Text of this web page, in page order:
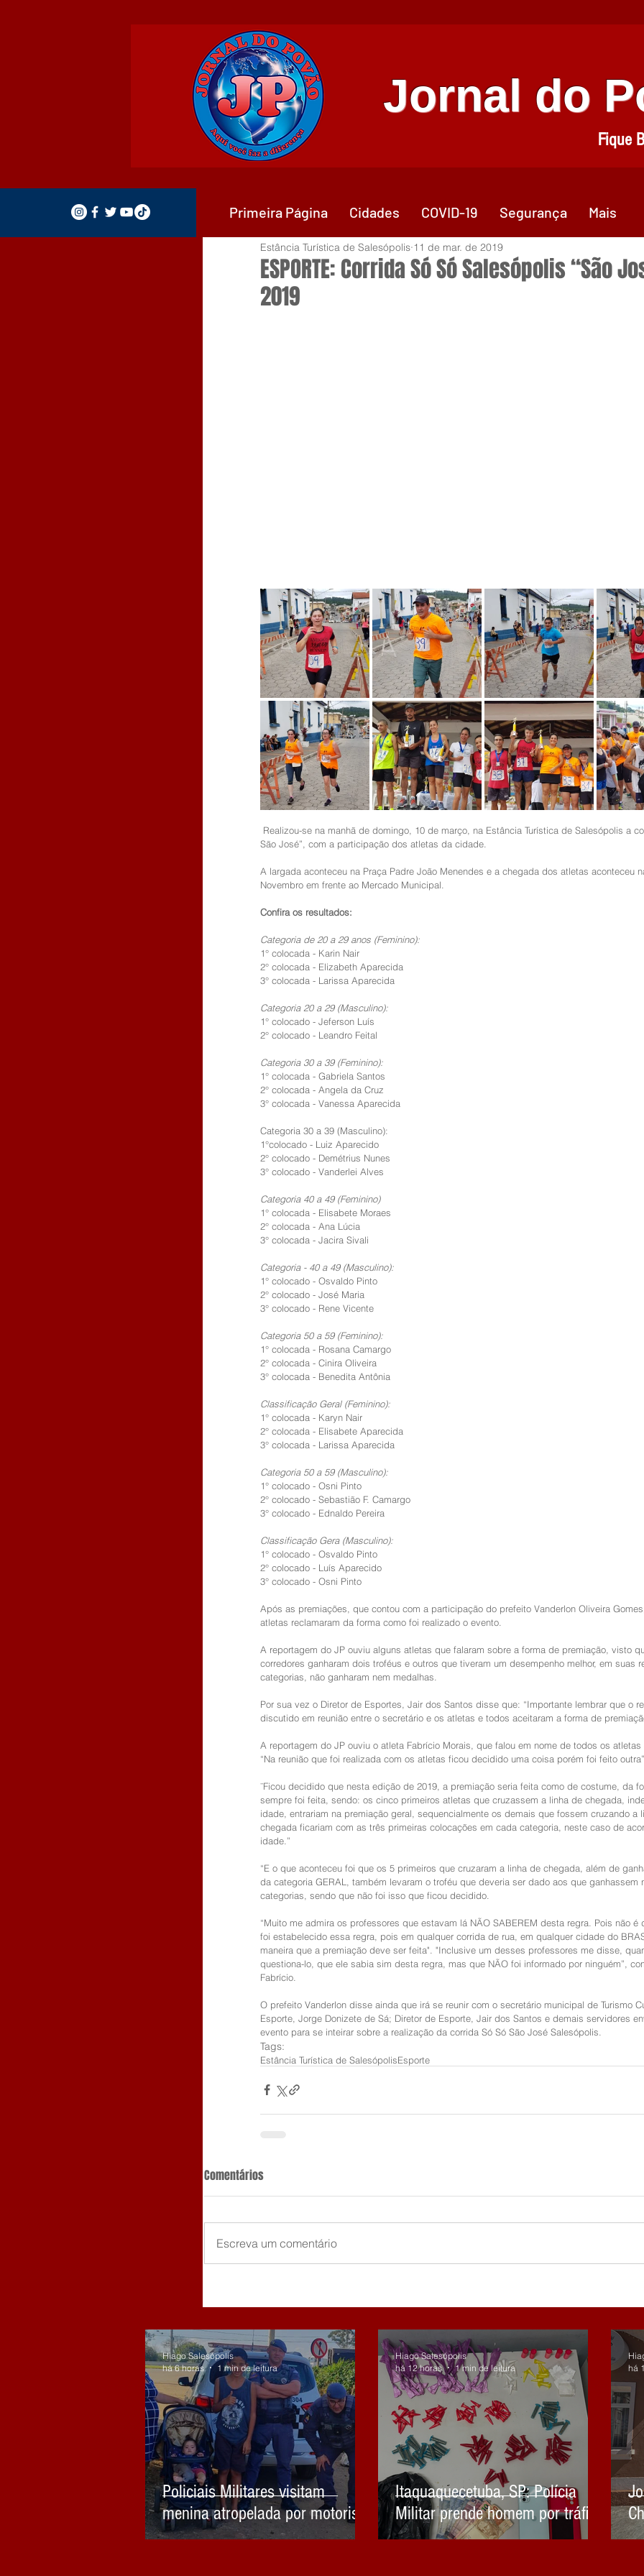
Jornal do
Fique
ESPORTE: Corrida Só Só Salesópolis “São
2019
Estância Turística de Salesópolis 11 de mar. de 2019
São José”, com a participação dos atletas da cidade.
A largada aconteceu na Praça Padre João Menendes e a chegada dos atletas aconteceu
Novembro em frente ao Mercado Municipal.
Confira os resultados:
Categoria de 20 a 29 anos (Feminino):
1° colocada - Karin Nair
2° colocada - Elizabeth Aparecida
3° colocada - Larissa Aparecida
Categoria 20 a 29 (Masculino):
1° colocado - Jeferson Luís
2° colocado - Leandro Feital
Categoria 30 a 39 (Feminino):
1° colocada - Gabriela Santos
2° colocada - Angela da Cruz
3° colocada - Vanessa Aparecida
Categoria 30 a 39 (Masculino):
1°colocado - Luiz Aparecido
2° colocado - Demétrius Nunes
3° colocado - Vanderlei Alves
Categoria 40 a 49 (Feminino)
1° colocada - Elisabete Moraes
2° colocada - Ana Lúcia
3° colocada - Jacira Sivali
Categoria - 40 a 49 (Masculino):
1° colocado - Osvaldo Pinto
2° colocado - José Maria
3° colocado - Rene Vicente
Categoria 50 a 59 (Feminino):
1° colocada - Rosana Camargo
2° colocada - Cinira Oliveira
3° colocada - Benedita Antônia
Classificação Geral (Feminino):
1° colocada - Karyn Nair
2° colocada - Elisabete Aparecida
3° colocada - Larissa Aparecida
Categoria 50 a 59 (Masculino):
1° colocado - Osni Pinto
2° colocado - Sebastião F. Camargo
3° colocado - Ednaldo Pereira
Classificação Gera (Masculino):
1° colocado - Osvaldo Pinto
2° colocado - Luís Aparecido
3° colocado - Osni Pinto
Após as premiações, que contou com a participação do prefeito Vanderlon Oliveira
atletas reclamaram da forma como foi realizado o evento.
A reportagem do JP ouviu alguns atletas que falaram sobre a forma de premiação, visto
corredores ganharam dois troféus e outros que tiveram um desempenho melhor, em suas
categorias, não ganharam nem medalhas.
Por sua vez o Diretor de Esportes, Jair dos Santos disse que: “Importante lembrar que o
discutido em reunião entre o secretário e os atletas e todos aceitaram a forma de
A reportagem do JP ouviu o atleta Fabrício Morais, que falou em nome de todos os
“Na reunião que foi realizada com os atletas ficou decidido uma coisa porém foi feito outra”.
¨Ficou decidido que nesta edição de 2019, a premiação seria feita como de costume, da
sempre foi feita, sendo: os cinco primeiros atletas que cruzassem a linha de chegada,
idade, entrariam na premiação geral, sequencialmente os demais que fossem cruzando a
chegada ficariam com as três primeiras colocações em cada categoria, neste caso de
idade.”
“E o que aconteceu foi que os 5 primeiros que cruzaram a linha de chegada, além de
da categoria GERAL, também levaram o troféu que deveria ser dado aos que ganhassem
categorias, sendo que não foi isso que ficou decidido.
“Muito me admira os professores que estavam lá NÃO SABEREM desta regra. Pois não é
foi estabelecido essa regra, pois em qualquer corrida de rua, em qualquer cidade do
maneira que a premiação deve ser feita". "Inclusive um desses professores me disse,
questiona-lo, que ele sabia sim desta regra, mas que NÃO foi informado por ninguém”,
Fabrício.
O prefeito Vanderlon disse ainda que irá se reunir com o secretário municipal de Turismo
Esporte, Jorge Donizete de Sá; Diretor de Esporte, Jair dos Santos e demais servidores
evento para se inteirar sobre a realização da corrida Só Só São José Salesópolis.
Tags:
Estância Turística de SalesópolisEsporte
Comentários
Escreva um comentário
Policiais Militares visitam
menina atropelada por motorista
embriagado em Biritiba Mirim e
Hiago Salesópolis
há 6 horas
1 min de leitura
Itaquaquecetuba, SP: Polícia
Militar prende homem por tráfico
de drogas
Hiago Salesópolis
há 12 horas
1 min de leitura
há
Primeira Página Cidades COVID-19 Segurança Mais